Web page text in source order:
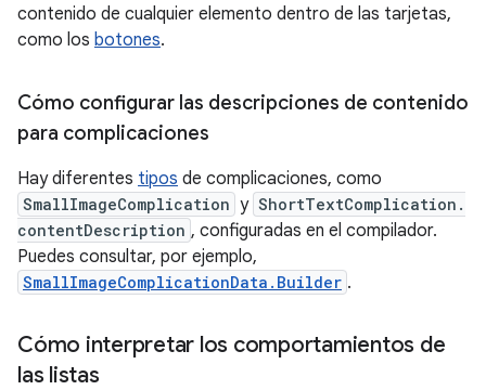
contenido de cualquier elemento dentro de las tarjetas,
como los botones.
Cómo configurar las descripciones de contenido
para complicaciones
Hay diferentes tipos de complicaciones, como
SmallImageComplication y ShortTextComplication.
contentDescription , configuradas en el compilador.
Puedes consultar, por ejemplo,
SmallImageComplicationData.Builder .
Cómo interpretar los comportamientos de
las listas